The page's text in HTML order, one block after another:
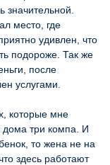
значительной.
место, где
удивлен, что
подороже. Так же
после
услугами.
которые мне
дома три компа. И
то жена не на
здесь работают